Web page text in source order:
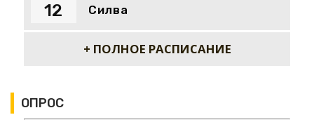
Силва
12
+ ПОЛНОЕ РАСПИСАНИЕ
ОПРОС